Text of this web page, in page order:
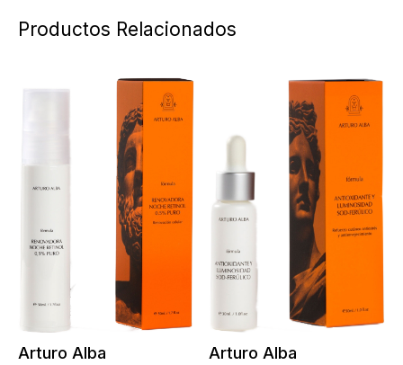
Productos Relacionados
Arturo Alba
Arturo Alba